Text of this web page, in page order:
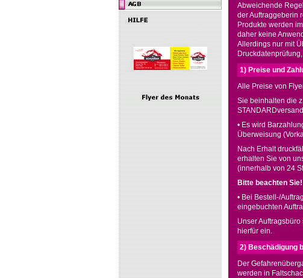
Abweichende
der Auftraggeberin
Produkte werden
daher keine
Allerdings nur mit
1) Preise und
Alle Preise von
Sie beinhalten die
• Es wird
Überweisung
Nach Erhalt
erhalten Sie von
(innerhalb von 24
Bitte beachten Sie!
• Bei Bestell-/
eingebuchten
Unser
hierfür ein.
2) Beschädigung
Der
werden in